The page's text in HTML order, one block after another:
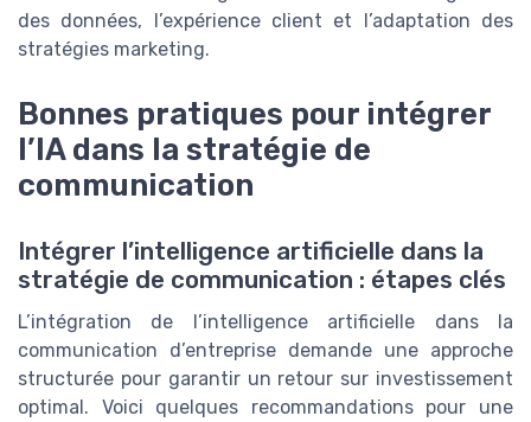
des données, l’expérience client et l’adaptation des
stratégies marketing.
Bonnes pratiques pour intégrer
l’IA dans la stratégie de
communication
Intégrer l’intelligence artificielle dans la
stratégie de communication : étapes clés
L’intégration de l’intelligence artificielle dans la
communication d’entreprise demande une approche
structurée pour garantir un retour sur investissement
optimal. Voici quelques recommandations pour une